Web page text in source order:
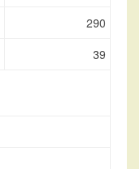
290
39